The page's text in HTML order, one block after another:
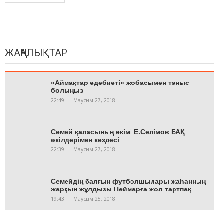
ЖАҢАЛЫҚТАР
«Аймақтар әдебиеті» жобасымен таныс
болыңыз
22:49 Маусым 27, 2018
Семей қаласының әкімі Е.Сәлімов БАҚ
өкілдерімен кездесі
22:39 Маусым 27, 2018
Семейдің балғын футболшылары жаһанның
жарқын жұлдызы Неймарға жол тартпақ
19:43 Маусым 25, 2018